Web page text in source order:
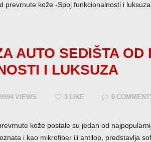
AUTO SEDIŠTA
I LUKSUZA
9994 VIEWS 1 LIKE 0
kože postale su jedan od
i kao mikrofiber ili antilop, predstavlja